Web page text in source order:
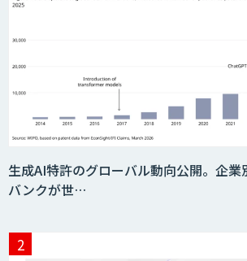
生成AI特許のグローバル動向公開。企業
バンクが世…